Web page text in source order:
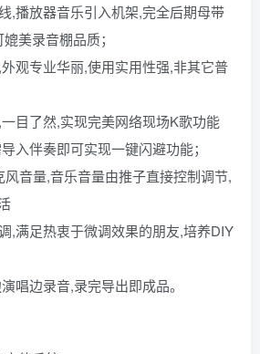
,播放器音乐引入机架,完全后期母带
美录音棚品质；
观专业华丽,使用实用性强,非其它普
目了然,实现完美网络现场K歌功能
入伴奏即可实现一键闪避功能；
音量,音乐音量由推子直接控制调节,
,满足热衷于微调效果的朋友,培养DIY
唱边录音,录完导出即成品。